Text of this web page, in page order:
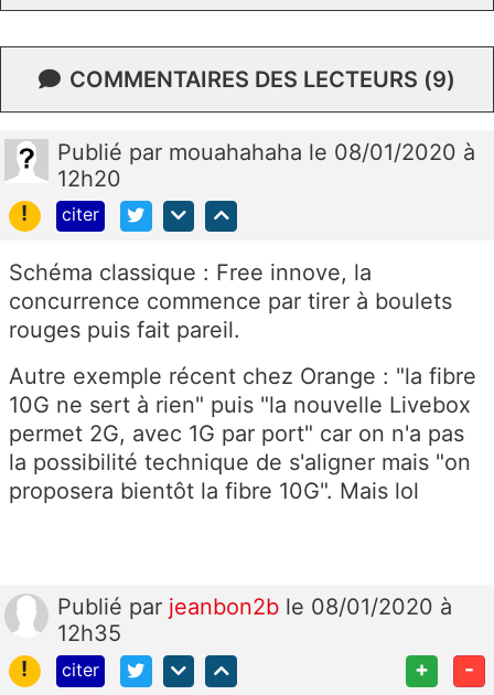
COMMENTAIRES DES LECTEURS (9)
Publié par mouahahaha le 08/01/2020 à
12h20
!
citer
Schéma classique : Free innove, la
concurrence commence par tirer à boulets
rouges puis fait pareil.
Autre exemple récent chez Orange : "la fibre
10G ne sert à rien" puis "la nouvelle Livebox
permet 2G, avec 1G par port" car on n'a pas
la possibilité technique de s'aligner mais "on
proposera bientôt la fibre 10G". Mais lol
Publié par jeanbon2b le 08/01/2020 à
12h35
!
citer + -